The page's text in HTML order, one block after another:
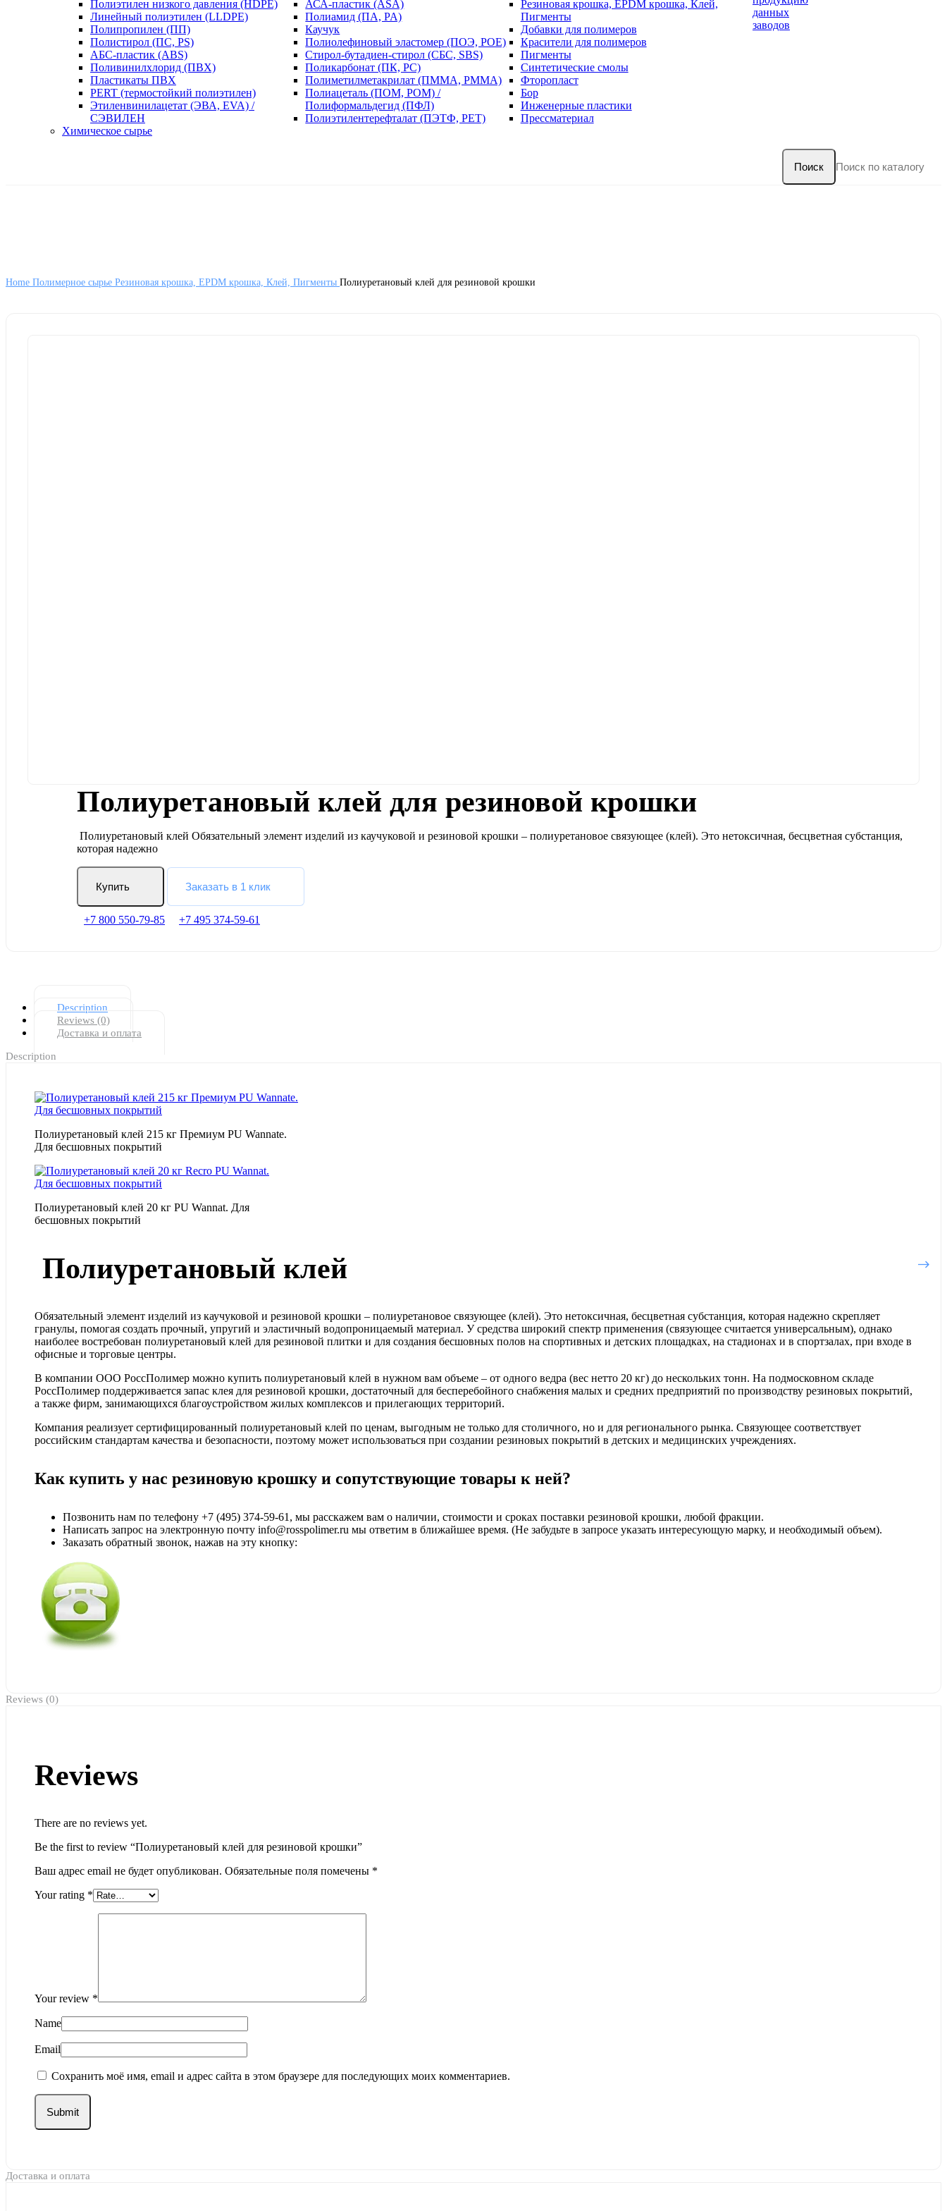
Полиэтилен низкого давления (HDPE)
Линейный полиэтилен (LLDPE)
Полипропилен (ПП)
Полистирол (ПС, PS)
АБС-пластик (ABS)
Поливинилхлорид (ПВХ)
Пластикаты ПВХ
PERT (термостойкий полиэтилен)
Этиленвинилацетат (ЭВА, EVA) /
СЭВИЛЕН
АСА-пластик (ASA)
Полиамид (ПА, PA)
Каучук
Полиолефиновый эластомер (ПОЭ, POE)
Стирол-бутадиен-стирол (СБС, SBS)
Поликарбонат (ПК, PC)
Полиметилметакрилат (ПММА, PMMA)
Полиацеталь (ПОМ, POM) /
Полиформальдегид (ПФЛ)
Полиэтилентерефталат (ПЭТФ, PET)
Резиновая крошка, EPDM крошка, Клей,
Пигменты
Добавки для полимеров
Красители для полимеров
Пигменты
Синтетические смолы
Фторопласт
Бор
Инженерные пластики
Прессматериал
Химическое сырье
данных
заводов
Поиск
Home Полимерное сырье Резиновая крошка, EPDM крошка, Клей, Пигменты Полиуретановый клей для резиновой крошки
Полиуретановый клей для резиновой крошки
Полиуретановый клей Обязательный элемент изделий из каучуковой и резиновой крошки – полиуретановое связующее (клей). Это нетоксичная, бесцветная субстанция,
которая надежно
Купить Заказать в 1 клик
+7 800 550-79-85 +7 495 374-59-61
Description
Reviews (0)
Доставка и оплата
Description
Полиуретановый клей 215 кг Премиум PU Wannate.
Для бесшовных покрытий
Полиуретановый клей 20 кг PU Wannat. Для
бесшовных покрытий
Полиуретановый клей
Обязательный элемент изделий из каучуковой и резиновой крошки – полиуретановое связующее (клей). Это нетоксичная, бесцветная субстанция, которая надежно скрепляет
гранулы, помогая создать прочный, упругий и эластичный водопроницаемый материал. У средства широкий спектр применения (связующее считается универсальным), однако
наиболее востребован полиуретановый клей для резиновой плитки и для создания бесшовных полов на спортивных и детских площадках, на стадионах и в спортзалах, при входе в
офисные и торговые центры.
В компании ООО РоссПолимер можно купить полиуретановый клей в нужном вам объеме – от одного ведра (вес нетто 20 кг) до нескольких тонн. На подмосковном складе
РоссПолимер поддерживается запас клея для резиновой крошки, достаточный для бесперебойного снабжения малых и средних предприятий по производству резиновых покрытий,
а также фирм, занимающихся благоустройством жилых комплексов и прилегающих территорий.
Компания реализует сертифицированный полиуретановый клей по ценам, выгодным не только для столичного, но и для регионального рынка. Связующее соответствует
российским стандартам качества и безопасности, поэтому может использоваться при создании резиновых покрытий в детских и медицинских учреждениях.
Как купить у нас резиновую крошку и сопутствующие товары к ней?
Позвонить нам по телефону +7 (495) 374-59-61 , мы расскажем вам о наличии, стоимости и сроках поставки резиновой крошки, любой фракции.
Написать запрос на электронную почту info@rosspolimer.ru мы ответим в ближайшее время. (Не забудьте в запросе указать интересующую марку, и необходимый объем).
Заказать обратный звонок, нажав на эту кнопку:
Reviews (0)
Reviews
There are no reviews yet.
Be the first to review “Полиуретановый клей для резиновой крошки”
Ваш адрес email не будет опубликован. Обязательные поля помечены *
Your rating *
Your review *
Name
Email
Сохранить моё имя, email и адрес сайта в этом браузере для последующих моих комментариев.
Доставка и оплата